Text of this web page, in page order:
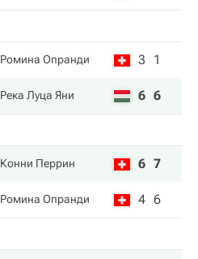
Ромина Опранди 3 1
Река Луца Яни 6 6
Конни Перрин 6 7
Ромина Опранди 4 6